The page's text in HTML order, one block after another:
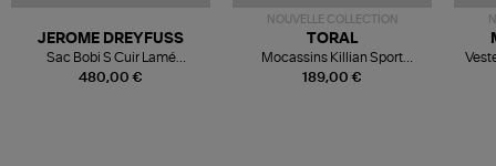
480,00 €
JEROME DREYFUSS
Sac Bobi S Cuir Lamé
Champagne
NOUVELLE COLLECTION
189,00 €
TORAL
Mocassins Killian Sport
Mousse